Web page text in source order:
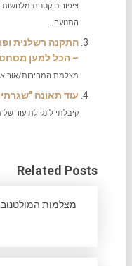
ציפורים קטנות
התנועה...
התקנה רשלנית
– הכל למען
מצלמת המהירות/אור
עוד תאונה
קיבלתי לינק לתיעוד
Related Posts